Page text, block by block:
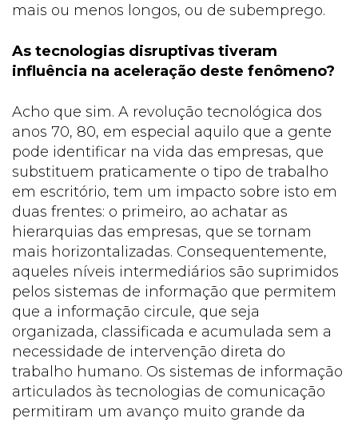
mais ou menos longos, ou de subemprego.
As tecnologias disruptivas tiveram
influência na aceleração deste fenômeno?
Acho que sim. A revolução tecnológica dos
anos 70, 80, em especial aquilo que a gente
pode identificar na vida das empresas, que
substituem praticamente o tipo de trabalho
em escritório, tem um impacto sobre isto em
duas frentes: o primeiro, ao achatar as
hierarquias das empresas, que se tornam
mais horizontalizadas. Consequentemente,
aqueles níveis intermediários são suprimidos
pelos sistemas de informação que permitem
que a informação circule, que seja
organizada, classificada e acumulada sem a
necessidade de intervenção direta do
trabalho humano. Os sistemas de informação
articulados às tecnologias de comunicação
permitiram um avanço muito grande da